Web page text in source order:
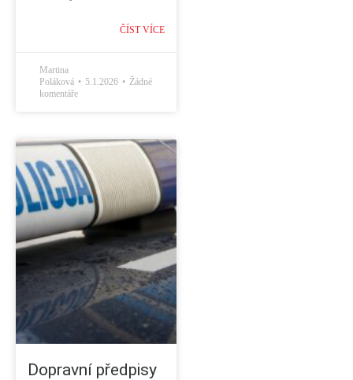
ČÍST VÍCE
Martina
Poláková
5.1.2026
Žádné
komentáře
Dopravní předpisy